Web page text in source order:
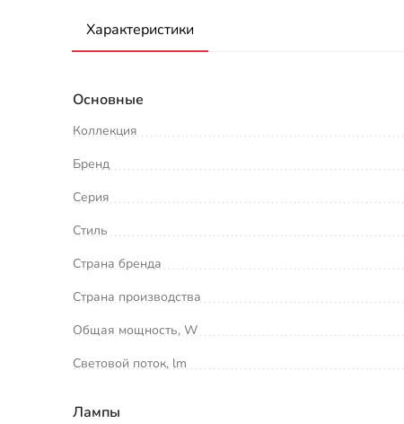
Характеристики
Основные
Коллекция
Бренд
Серия
Стиль
Страна бренда
Страна производства
Общая мощность, W
Световой поток, lm
Лампы